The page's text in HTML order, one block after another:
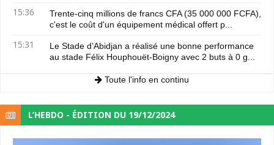
15:36
Trente-cinq millions de francs CFA (35 000 000 FCFA),
c'est le coût d'un équipement médical offert p...
15:31
Le Stade d’Abidjan a réalisé une bonne performance
au stade Félix Houphouët-Boigny avec 2 buts à 0 g...
Toute l'info en continu
L’HEBDO - ÉDITION DU 19/12/2024